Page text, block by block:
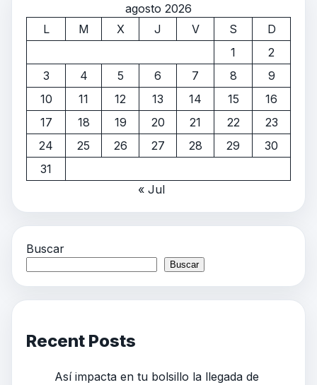
agosto 2026
L
M X J V S
D
1
2
3
4 5 6 7 8
9
10
11 12 13 14 15
16
17
18 19 20 21 22
23
24
25 26 27 28 29
30
31
« Jul
Buscar
Buscar
Recent Posts
Así impacta en tu bolsillo la llegada de